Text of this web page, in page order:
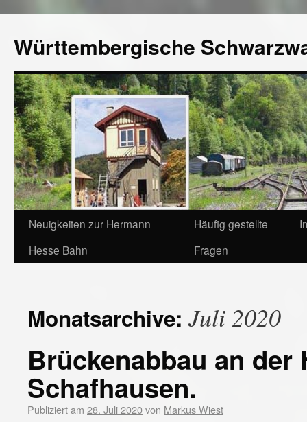
Württembergische
Neuigkeiten zur Hermann
Hesse Bahn
Häufig gestellte
Fragen
Monatsarchive: Juli 2020
Brückenabbau an
Schafhausen.
Publiziert am 28. Juli 2020von Markus Wiest